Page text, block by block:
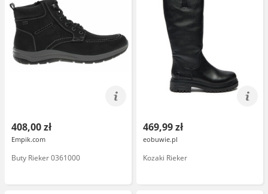
408,00 zł
Empik.com
Buty Rieker 0361000
469,99 zł
eobuwie.pl
Kozaki Rieker